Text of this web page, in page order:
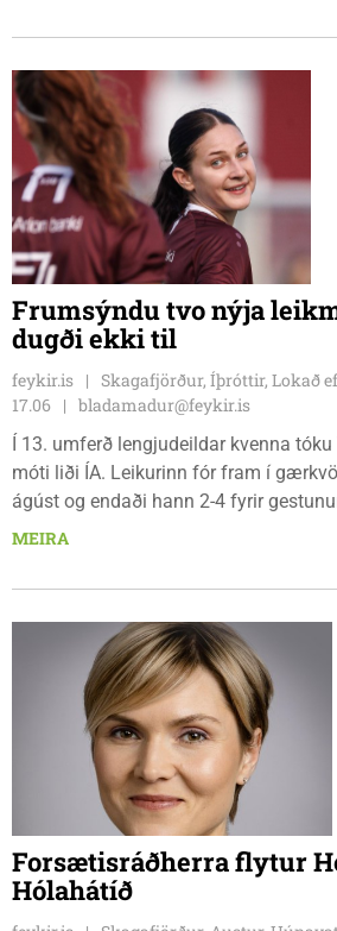
leiknum.
Frumsýndu tvo nýja
dugði ekki til
feykir.is Skagafjörður, Íþróttir, Lokað
17.06
bladamadur@feykir.is
Í 13. umferð lengjudeildar kvenna
móti liði ÍA. Leikurinn fór fram í
ágúst og endaði hann 2-4 fyrir
Tindastólsliðið frumsýndi tvo nýja
tvíburar.
MEIRA
Forsætisráðherra flytur
Hólahátíð